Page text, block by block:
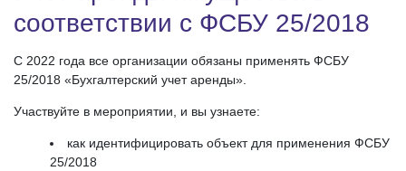
соответствии с ФСБУ 25/2018
С 2022 года все организации обязаны применять ФСБУ
25/2018 «Бухгалтерский учет аренды».
Участвуйте в мероприятии, и вы узнаете:
как идентифицировать объект для применения ФСБУ
25/2018